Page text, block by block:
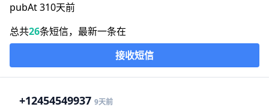
pubAt 310天前
总共26条短信，最新一条在
接收短信
+12454549937 9天前